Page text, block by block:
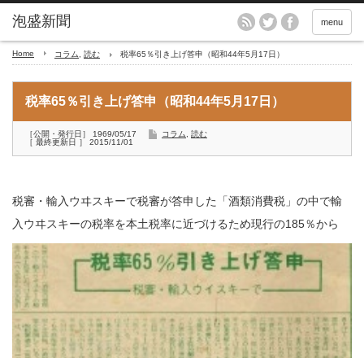
menu
Home コラム 読む 税率65％引き上げ答申（昭和44年5月17日）
税率65％引き上げ答申（昭和44年5月17日）
［公開・発行日］ 1969/05/17
［ 最終更新日 ］ 2015/11/01
コラム 読む
税審・輸入ウヰスキーで税審が答申した「酒類消費税」の中で輸
入ウヰスキーの税率を本土税率に近づけるため現行の185％から